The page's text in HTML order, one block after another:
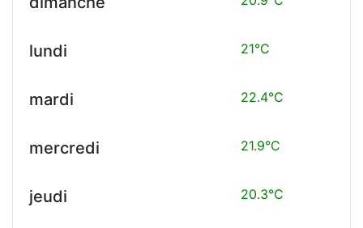
lundi 21°C
mardi 22.4°C
mercredi 21.9°C
jeudi 20.3°C